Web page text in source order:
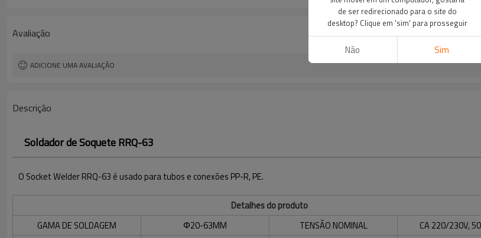
Avaliação
ADICIONE UMA AVALIAÇÃO
Descrição
Soldador de Soquete RRQ-63
O Socket Welder RRQ-63 é usado para tubos e conexões PP-R, PE.
Detalhes do produto
GAMA DE SOLDAGEM
Φ20-63MM TENSÃO NOMINAL CA 220/230V,
de ser redirecionado para o site do
desktop? Clique em 'sim' para prosseguir
Não Sim